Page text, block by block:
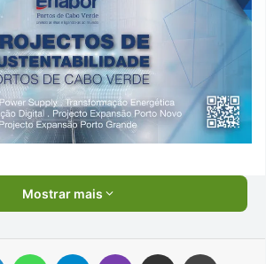
Mostrar mais
Linkedin WhatsAppTelegram Viber Compartilhar via e-mail